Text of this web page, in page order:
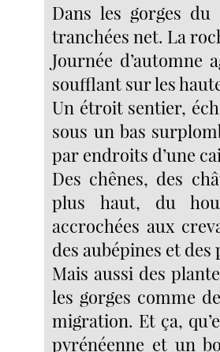
Dans les gorges du
tranchées net. La
Journée d’automne
soufflant sur les
Un étroit sentier,
sous un bas
par endroits d’une
Des chênes, des
plus haut, du
accrochées aux
des aubépines et
Mais aussi des
les gorges comme
migration. Et ça,
pyrénéenne et un